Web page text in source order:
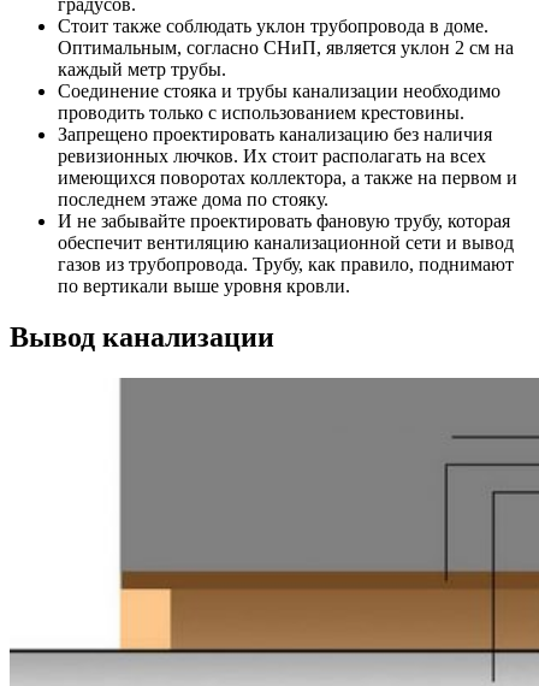
Стоит также соблюдать уклон трубопровода в доме.
Оптимальным, согласно СНиП, является уклон 2 см на
каждый метр трубы.
Соединение стояка и трубы канализации необходимо
проводить только с использованием крестовины.
Запрещено проектировать канализацию без наличия
ревизионных лючков. Их стоит располагать на всех
имеющихся поворотах коллектора, а также на первом и
последнем этаже дома по стояку.
И не забывайте проектировать фановую трубу, которая
обеспечит вентиляцию канализационной сети и вывод
газов из трубопровода. Трубу, как правило, поднимают
по вертикали выше уровня кровли.
Вывод канализации